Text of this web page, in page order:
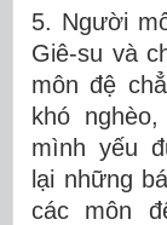
5. Người
Giê-su và
môn đệ
khó
mình yếu
lại những
các môn